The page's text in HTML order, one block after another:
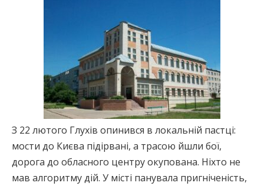
З 22 лютого Глухів опинився в локальній пастці:
мости до Києва підірвані, а трасою йшли бої,
дорога до обласного центру окупована. Ніхто не
мав алгоритму дій. У місті панувала пригніченість,